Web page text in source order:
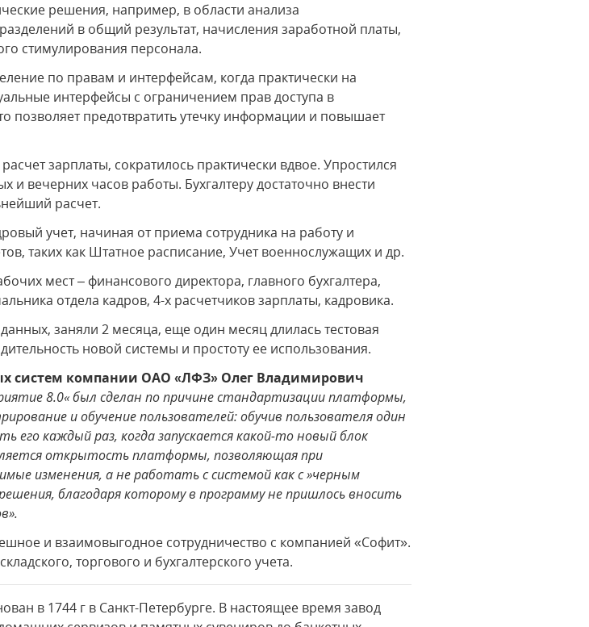
решения, например, в области анализа
в общий результат, начисления заработной платы,
стимулирования персонала.
по правам и интерфейсам, когда практически на
интерфейсы с ограничением прав доступа в
позволяет предотвратить утечку информации и повышает
зарплаты, сократилось практически вдвое. Упростился
вечерних часов работы. Бухгалтеру достаточно внести
расчет.
учет, начиная от приема сотрудника на работу и
таких как Штатное расписание, Учет военнослужащих и др.
мест – финансового директора, главного бухгалтера,
отдела кадров, 4-х расчетчиков зарплаты, кадровика.
заняли 2 месяца, еще один месяц длилась тестовая
новой системы и простоту ее использования.
систем компании ОАО «ЛФЗ» Олег Владимирович
8.0« был сделан по причине стандартизации платформы,
и обучение пользователей: обучив пользователя один
его каждый раз, когда запускается какой-то новый блок
открытость платформы, позволяющая при
изменения, а не работать с системой как с »черным
благодаря которому в программу не пришлось вносить
и взаимовыгодное сотрудничество с компанией «Софит».
торгового и бухгалтерского учета.
в 1744 г в Санкт-Петербурге. В настоящее время завод